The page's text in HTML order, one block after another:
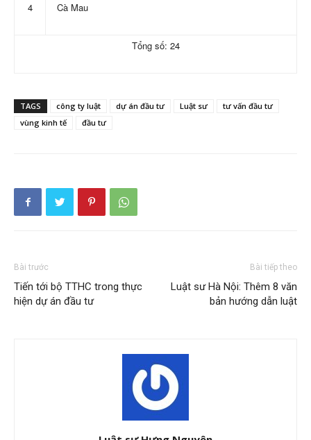
4 Cà Mau
Tổng số: 24
TAGS công ty luật dự án đầu tư Luật sư
tư vấn đầu tư
vùng kinh tế
đầu tư
Bài trước
Tiến tới bộ TTHC trong thực
hiện dự án đầu tư
Bài tiếp theo
Luật sư Hà Nội: Thêm 8 văn
bản hướng dẫn luật